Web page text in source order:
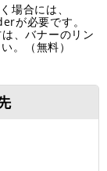
場合には、
が必要です。
、バナーのリン
。（無料）